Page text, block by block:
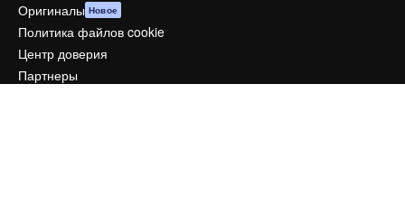
Оригиналы Новое
Политика файлов cookie
Центр доверия
Партнеры